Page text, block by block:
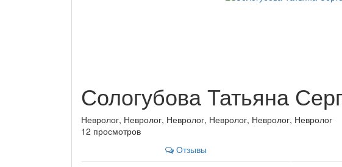
Сологубова Татьяна
Невролог, Невролог, Невролог, Невролог, Невролог, Невролог
12 просмотров
Отзывы